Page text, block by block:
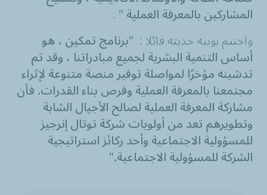
المشاركين بالمعرفة العملية" .
واختتم بوييه حديثه قائلا : "برنامج تمكين ، هو
أساسالتنمية البشرية لجميع مبادراتنا ، وقد تم
تدشينه مؤخرًا لمواصلة توفير منصة متنوعة لإثراء
مجتمعنا بالمعرفة العملية وفرص بناء القدرات.فأن
مشاركة المعرفة العملية لصالح الأجيال الشابة
وتطويرهم تعد من أولويات شركة توتال إنرجيز
للمسؤولية الاجتماعية وأحد ركائز استراتيجية
الشركة للمسؤولية الاجتماعية."